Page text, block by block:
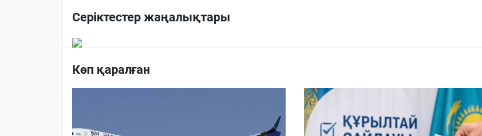
Серіктестер жаңалықтары
Көп қаралған